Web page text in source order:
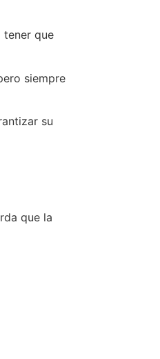
tener que
siempre
su
que la